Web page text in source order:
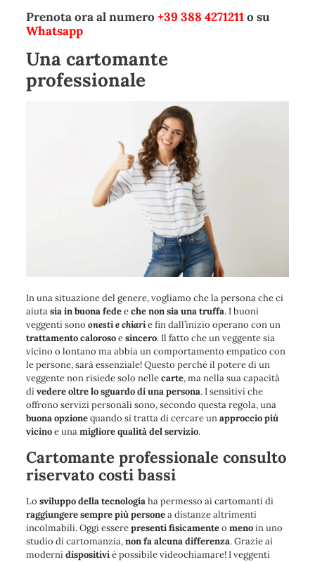
Prenota ora al numero +39 388 4271211o su
Whatsapp
Una cartomante
professionale
In una situazione del genere, vogliamo che la persona che ci
aiutasia in buona fedeeche non sia una truffa. I buoni
veggenti sono onesti e chiarie fin dall’inizio operano con un
trattamento calorosoesincero. Il fatto che un veggente sia
vicino o lontano ma abbia un comportamento empatico con
le persone, sarà essenziale! Questo perché il potere di un
veggente non risiede solo nellecarte, ma nella sua capacità
divedere oltre lo sguardo di una persona. I sensitivi che
offrono servizi personali sono, secondo questa regola, una
buona opzionequando si tratta di cercare unapproccio più
vicinoe unamigliore qualità del servizio.
Cartomante professionale consulto
riservato costi bassi
Lo sviluppo della tecnologiaha permesso ai cartomanti di
raggiungere sempre più personea distanze altrimenti
incolmabili. Oggi esserepresenti fisicamenteo menoin uno
studio di cartomanzia,non fa alcuna differenza. Grazie ai
modernidispositiviè possibile videochiamare! I veggenti